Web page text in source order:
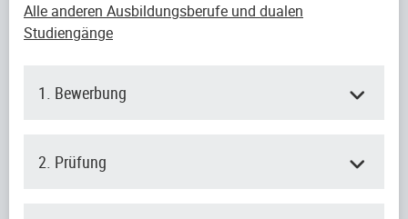
Alle anderen Ausbildungsberufe und dualen
Studiengänge
1. Bewerbung
2. Prüfung